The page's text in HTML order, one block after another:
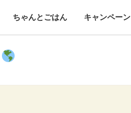
ちゃんとごはん キャンペーン